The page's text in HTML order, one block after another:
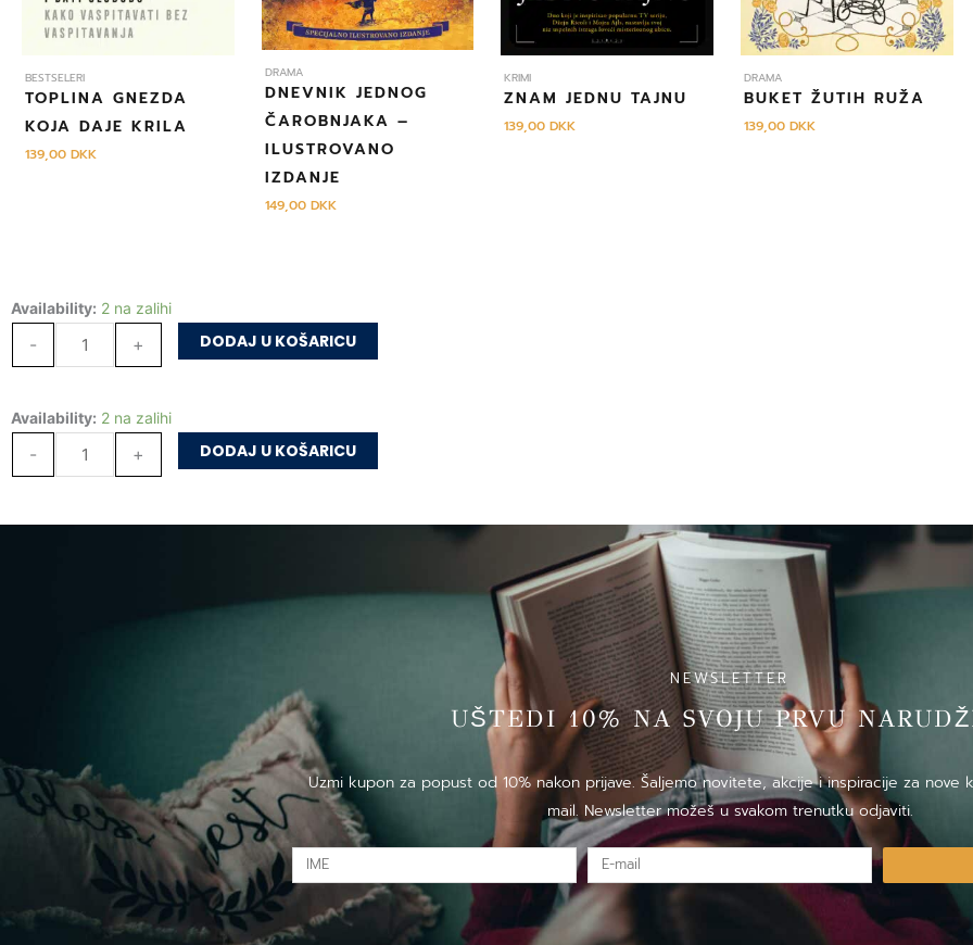
BESTSELERI
TOPLINA GNEZDA
KOJA DAJE KRILA
139,00 DKK
DRAMA
DNEVNIK JEDNOG
ČAROBNJAKA –
ILUSTROVANO
IZDANJE
149,00 DKK
KRIMI
ZNAM JEDNU TAJNU
139,00DKK
DRAMA
BUKET ŽUTIH RUŽA
139,00 DKK
Availability: 2 na zalihi
-
Glas
majke
+ DODAJ U KOŠARICU
Availability: 2 na zalihi
-
Glas
majke
+ DODAJ U KOŠARICU
NEWSLETTER
UŠTEDI 10% NA SVOJU PRVU
Uzmi kupon za popust od 10% nakon prijave. Šaljemo novitete, akcije i inspiracije za
mail. Newsletter možeš u svakom trenutku odjaviti.
IME
E-
mail